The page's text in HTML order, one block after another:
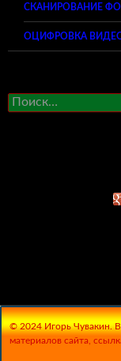
СКАНИРОВАНИЕ
ОЦИФРОВКА
Найти:
© 2024 Игорь Чувакин.
материалов сайта,